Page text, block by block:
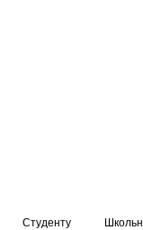
Студенту